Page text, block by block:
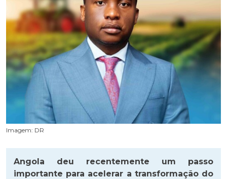
Imagem: DR
Angola deu recentemente um passo
importante para acelerar a transformação do